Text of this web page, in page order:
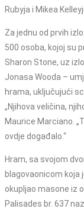
Rubyja i Mikea
Za jednu od prvih
500 osoba, kojoj su
Sharon Stone, uz
Jonasa Wooda –
hrama, uključujući
„Njihova veličina,
Maurice Marciano.
ovdje događalo.“
Hram, sa svojom
blagovaonicom koja
okupljao masone iz
Palisades br. 637